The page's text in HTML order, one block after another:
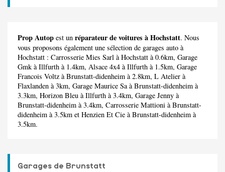
Prop Autop est un réparateur de voitures à Hochstatt. Nous
vous proposons également une sélection de garages auto à
Hochstatt : Carrosserie Mies Sarl à Hochstatt à 0.6km, Garage
Gmk à Illfurth à 1.4km, Alsace 4x4 à Illfurth à 1.5km, Garage
Francois Voltz à Brunstatt-didenheim à 2.8km, L Atelier à
Flaxlanden à 3km, Garage Maurice Saà Brunstatt-didenheim à
3.3km, Horizon Bleu à Illfurth à 3.4km, Garage Jenny à
Brunstatt-didenheim à 3.4km, Carrosserie Mattioni à Brunstatt-
didenheim à 3.5km et Henzien Et Cie à Brunstatt-didenheim à
3.5km.
Garages de Brunstatt